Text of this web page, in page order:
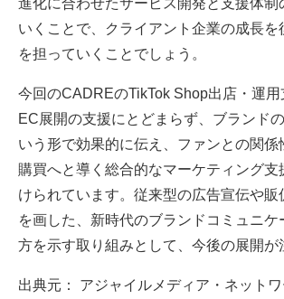
進化に合わせたサービス開発と支援体制
いくことで、クライアント企業の成長を
を担っていくことでしょう。
今回のCADREのTikTok Shop出店・運用
EC展開の支援にとどまらず、ブランド
いう形で効果的に伝え、ファンとの関係
購買へと導く総合的なマーケティング支
けられています。従来型の広告宣伝や販
を画した、新時代のブランドコミュニケ
方を示す取り組みとして、今後の展開が
出典元： アジャイルメディア・ネット